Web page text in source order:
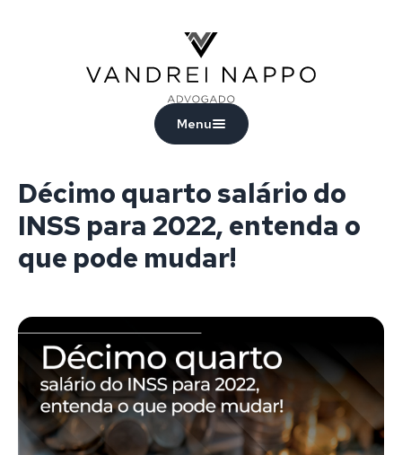
Menu
Décimo quarto salário do
INSS para 2022, entenda o
que pode mudar!